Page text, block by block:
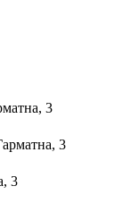
3
3
3